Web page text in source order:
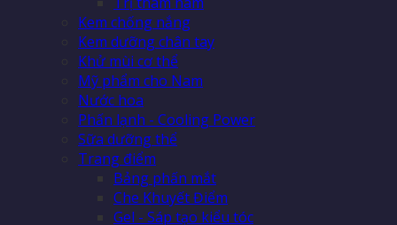
Kem chống nắng
Kem dưỡng chân tay
Khử mùi cơ thể
Mỹ phẩm cho Nam
Nước hoa
Phấn lạnh - Cooling Power
Sữa dưỡng thể
Trang điểm
Bảng phấn mắt
Che Khuyết Điểm
Gel - Sáp tạo kiểu tóc